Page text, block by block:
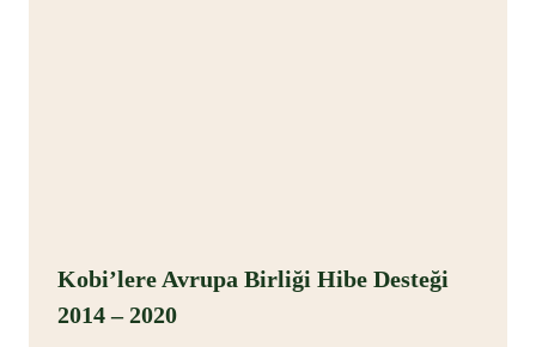
Kobi’lere Avrupa Birliği Hibe Desteği
2014 – 2020